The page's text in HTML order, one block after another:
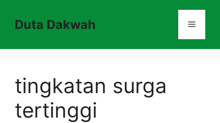
contentDuta Dakwah Menu
tingkatan surga
tertinggi